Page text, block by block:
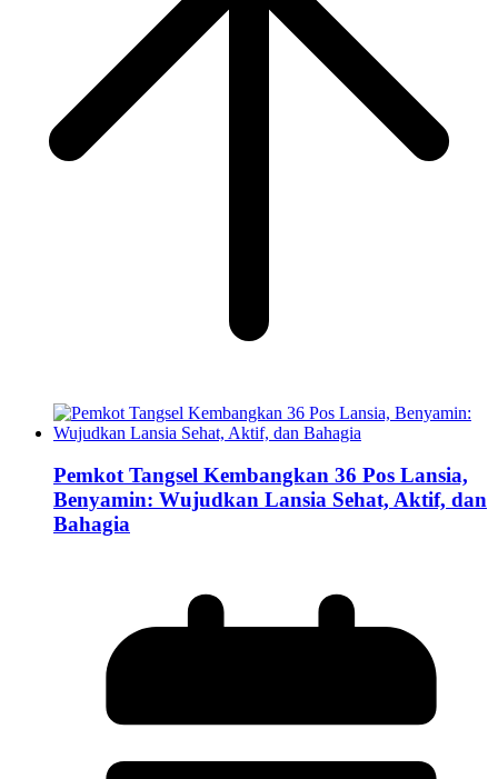
Pemkot Tangsel Kembangkan 36 Pos Lansia,
Benyamin: Wujudkan Lansia Sehat, Aktif, dan
Bahagia